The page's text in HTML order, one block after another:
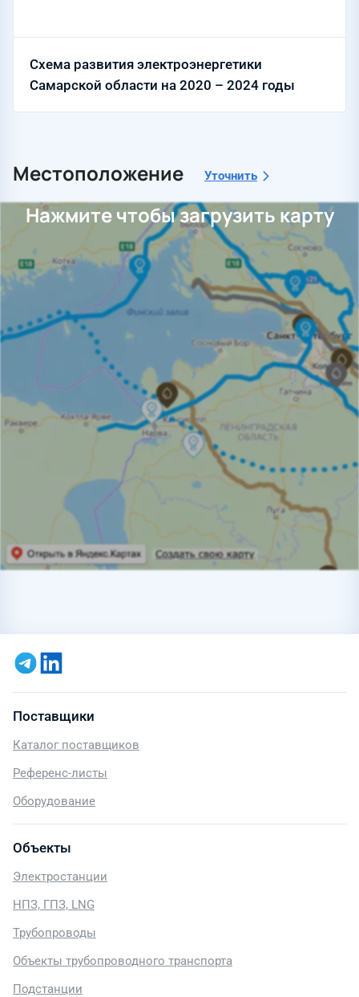
Схема развития электроэнергетики
Самарской области на 2020 – 2024 годы
Местоположение Уточнить
Нажмите чтобы загрузить карту
Поставщики
Каталог поставщиков
Референс-листы
Оборудование
Объекты
Электростанции
НПЗ, ГПЗ, LNG
Трубопроводы
Объекты трубопроводного транспорта
Подстанции